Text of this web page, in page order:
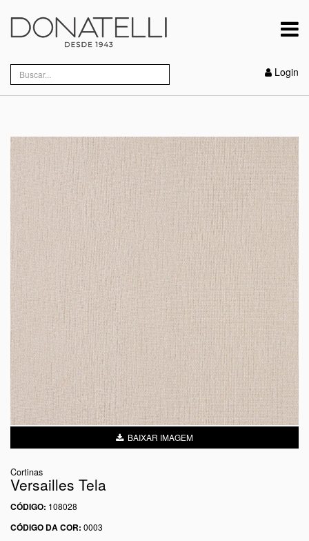
Login
BAIXAR IMAGEM
Cortinas
Versailles Tela
CÓDIGO: 108028
CÓDIGO DA COR: 0003